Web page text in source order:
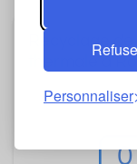
Personnaliser
0
Recyclage
thermale à